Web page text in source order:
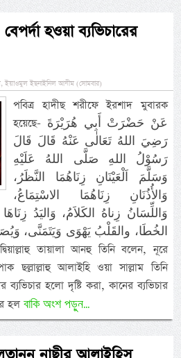
হওয়া ব্যভিচারের
ইছনাইনিল আযীম (সোমবার)
পবিত্র হাদীছ শরীফে ইরশাদ মুবারক
হয়েছে- عَنْ حَضْرَتْ أَبِي هُرَيْرَةَ
رَضِيَ اللهُ تَعَالٰى عَنْهُ قَالَ قَالَ
رَسُوْلُ اللهِ صَلَّى اللهُ عَلَيْهِ
وَسَلَّمَ اَلْعَيْنَانِ زِنَاهُمَا النَّظَرُ،
وَالأُذُنَانِ زِنَاهُمَا الاسْتِمَاعُ،
وَاللِّسَانُ زِناهُ الكَلاَمُ، وَاليَدُ
الخُطَا، والقَلْبُ يَهْوَى وَيَتَمَنَّى،
তায়ালা আনহু তিনি বলেন, নূরে
ছল্লাল্লাহু আলাইহি ওয়া সাল্লাম তিনি
হলো দৃষ্টি করা, কানের ব্যভিচার
হলবাকি অংশ পড়ুন...